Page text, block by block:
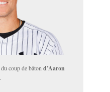
coup de bâtond’Aaron